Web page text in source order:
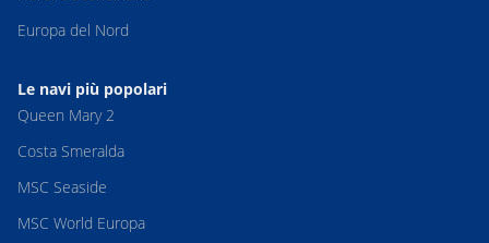
Europa del Nord
Le navi più popolari
Queen Mary 2
Costa Smeralda
MSC Seaside
MSC World Europa